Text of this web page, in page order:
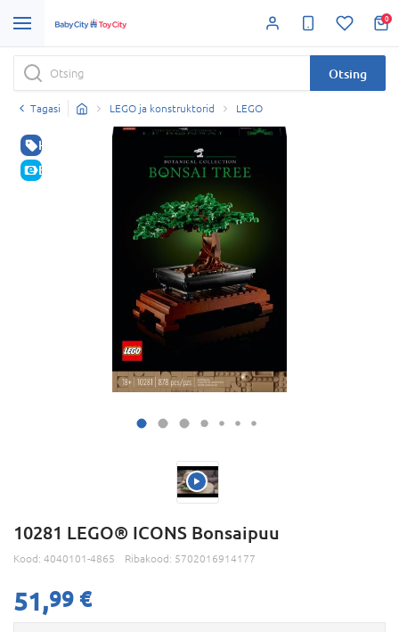
0
Otsing
Tagasi LEGO ja konstruktorid LEGO
HEA HIND
E-HIND
10281 LEGO® ICONS Bonsaipuu
Kood: 4040101-4865 Ribakood: 5702016914177
51,99 €